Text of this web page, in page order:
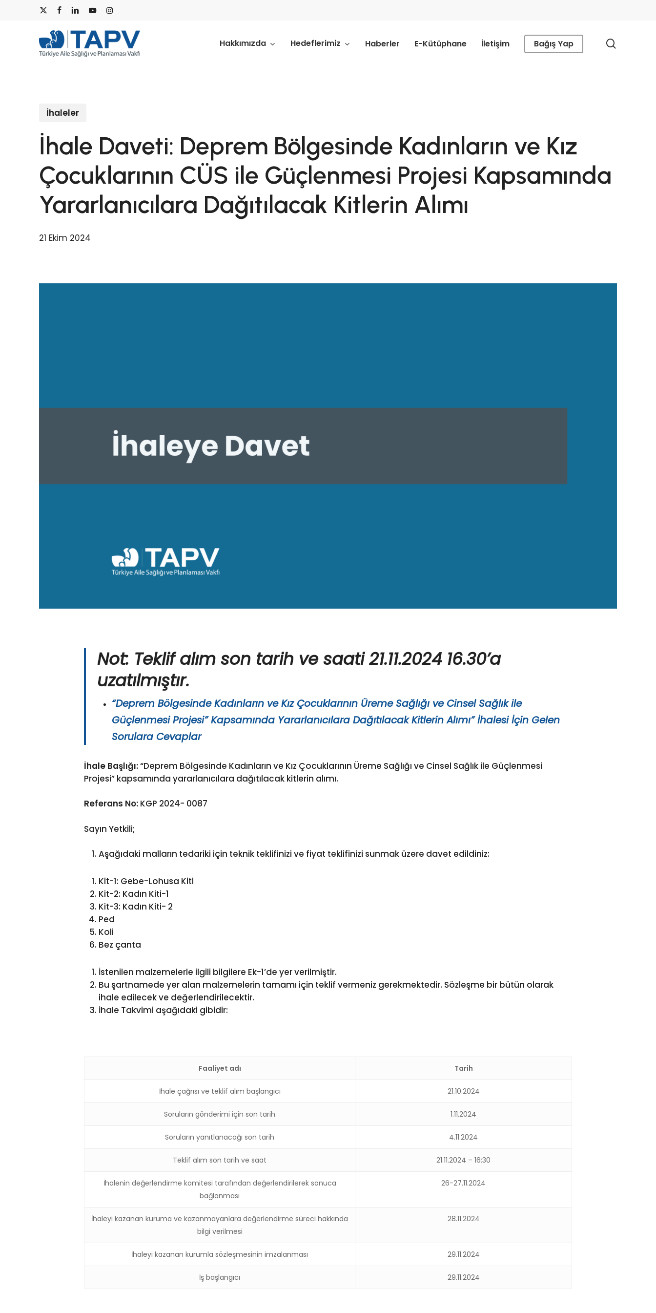
x-
twitter
facebooklinkedin youtubeinstagram
Hakkımızda Hedeflerimiz Haberler E-Kütüphane İletişim Bağış Yap
İhaleler
İhale Daveti: Deprem Bölgesinde Kadınların ve Kız
Çocuklarının CÜS ile Güçlenmesi Projesi Kapsamında
Yararlanıcılara Dağıtılacak Kitlerin Alımı
21 Ekim 2024
Not: Teklif alım son tarih ve saati 21.11.2024 16.30’a
uzatılmıştır.
“Deprem Bölgesinde Kadınların ve Kız Çocuklarının Üreme Sağlığı ve Cinsel Sağlık ile
Güçlenmesi Projesi” Kapsamında Yararlanıcılara Dağıtılacak Kitlerin Alımı” İhalesi İçin Gelen
Sorulara Cevaplar
İhale Başlığı:“Deprem Bölgesinde Kadınların ve Kız Çocuklarının Üreme Sağlığı ve Cinsel Sağlık ile Güçlenmesi
Projesi” kapsamında yararlanıcılara dağıtılacak kitlerin alımı.
Referans No: KGP 2024- 0087
Sayın Yetkili;
Aşağıdaki malların tedariki için teknik teklifinizi ve fiyat teklifinizi sunmak üzere davet edildiniz:
Kit-1: Gebe-Lohusa Kiti
Kit-2: Kadın Kiti-1
Kit-3: Kadın Kiti- 2
Ped
Koli
Bez çanta
İstenilen malzemelerle ilgili bilgilere Ek-1’de yer verilmiştir.
Bu şartnamede yer alan malzemelerin tamamı için teklif vermeniz gerekmektedir. Sözleşme bir bütün olarak
ihale edilecek ve değerlendirilecektir.
İhale Takvimi aşağıdaki gibidir:
Faaliyet adı Tarih
İhale çağrısı ve teklif alım başlangıcı 21.10.2024
Soruların gönderimi için son tarih 1.11.2024
Soruların yanıtlanacağı son tarih 4.11.2024
Teklif alım son tarih ve saat 21.11.2024 – 16:30
İhalenin değerlendirme komitesi tarafından değerlendirilerek sonuca
bağlanması
26-27.11.2024
İhaleyi kazanan kuruma ve kazanmayanlara değerlendirme süreci hakkında
bilgi verilmesi
28.11.2024
İhaleyi kazanan kurumla sözleşmesinin imzalanması 29.11.2024
İş başlangıcı 29.11.2024